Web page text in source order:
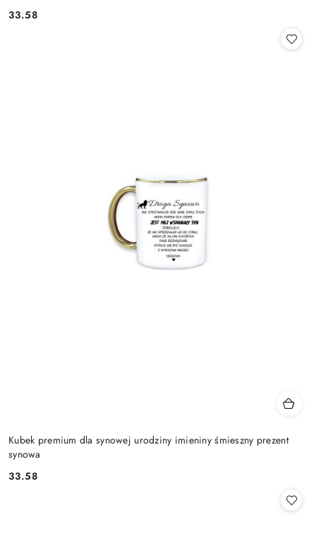
Cena:
33.58
Kubek premium dla synowej urodziny imieniny śmieszny prezent
synowa
Cena:
33.58